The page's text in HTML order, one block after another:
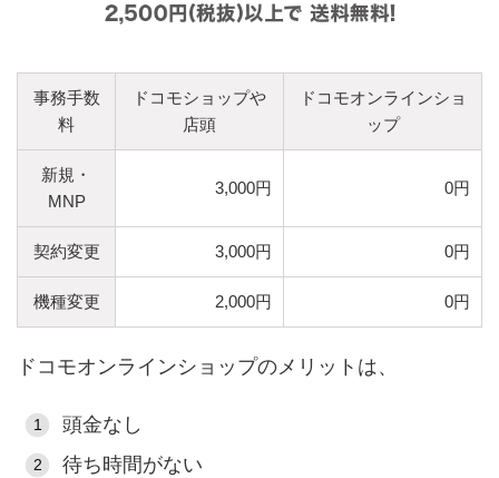
事務手数
料
ドコモショップや
店頭
ドコモオンラインショ
ップ
新規・
MNP
3,000円 0円
契約変更 3,000円 0円
機種変更 2,000円 0円
ドコモオンラインショップのメリットは、
頭金なし
待ち時間がない